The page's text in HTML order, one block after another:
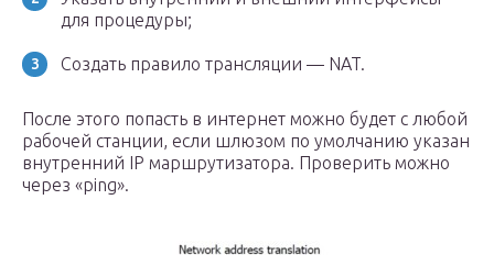
для процедуры;
Создать правило трансляции — NAT.
После этого попасть в интернет можно будет с любой
рабочей станции, если шлюзом по умолчанию указан
внутренний IP маршрутизатора. Проверить можно
через «ping».